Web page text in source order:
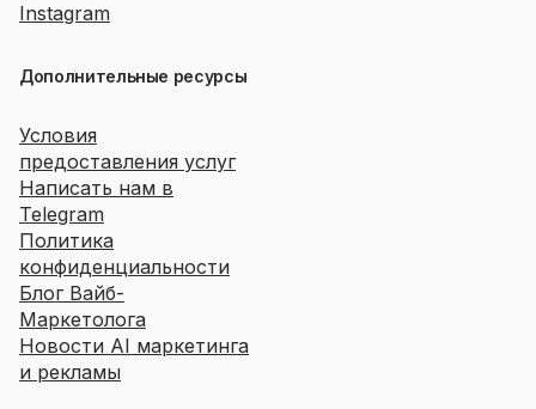
Instagram
Дополнительные ресурсы
Условия
предоставления услуг
Написать нам в
Telegram
Политика
конфиденциальности
Блог Вайб-
Маркетолога
Новости AI маркетинга
и рекламы